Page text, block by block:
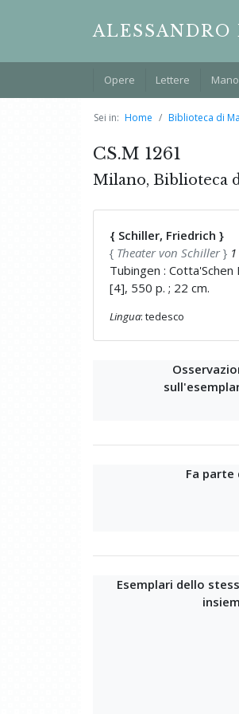
Opere Lettere
Sei in: Home Biblioteca di
CS.M 1261
Milano, Biblioteca
{ Schiller, Friedrich }
{ Theater von Schiller} 1
Tubingen : Cotta'Schen
[4], 550 p. ; 22 cm.
Lingua: tedesco
Fa parte
Esemplari dello